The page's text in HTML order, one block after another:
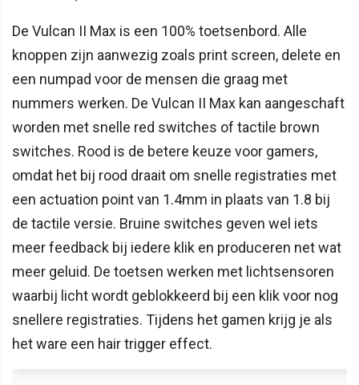
De Vulcan II Max is een 100% toetsenbord. Alle
knoppen zijn aanwezig zoals print screen, delete en
een numpad voor de mensen die graag met
nummers werken. De Vulcan II Max kan aangeschaft
worden met snelle red switches of tactile brown
switches. Rood is de betere keuze voor gamers,
omdat het bij rood draait om snelle registraties met
een actuation point van 1.4mm in plaats van 1.8 bij
de tactile versie. Bruine switches geven wel iets
meer feedback bij iedere klik en produceren net wat
meer geluid. De toetsen werken met lichtsensoren
waarbij licht wordt geblokkeerd bij een klik voor nog
snellere registraties. Tijdens het gamen krijg je als
het ware een hair trigger effect.